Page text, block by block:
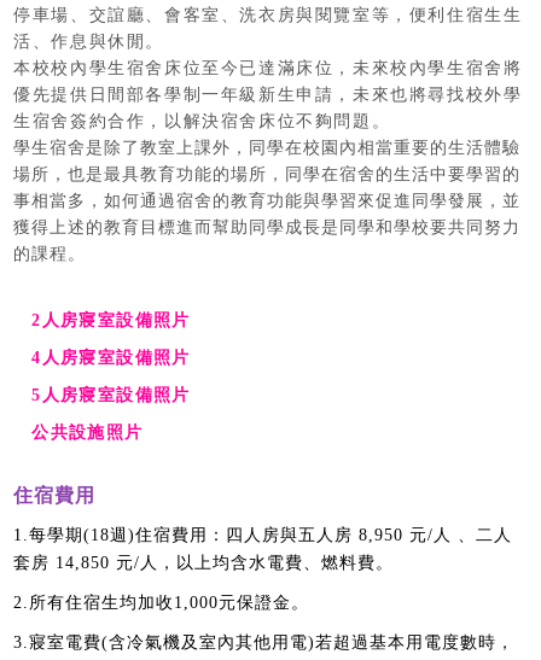
停車場、交誼廳、會客室、洗衣房與閱覽室等，便利住宿生生
活、作息與休閒。
本校校內學生宿舍床位至今已達滿床位，未來校內學生宿舍將
優先提供日間部各學制一年級新生申請，未來也將尋找校外學
生宿舍簽約合作，以解決宿舍床位不夠問題。
學生宿舍是除了教室上課外，同學在校園內相當重要的生活體驗
場所，也是最具教育功能的場所，同學在宿舍的生活中要學習的
事相當多，如何通過宿舍的教育功能與學習來促進同學發展，並
獲得上述的教育目標進而幫助同學成長是同學和學校要共同努力
的課程。
2人房寢室設備照片
4人房寢室設備照片
5人房寢室設備照片
公共設施照片
住宿費用
1.每學期(18週)住宿費用：四人房與五人房 8,950 元/人 、二人
套房 14,850 元/人，以上均含水電費、燃料費。
2.所有住宿生均加收1,000元保證金。
3.寢室電費(含冷氣機及室內其他用電)若超過基本用電度數時，